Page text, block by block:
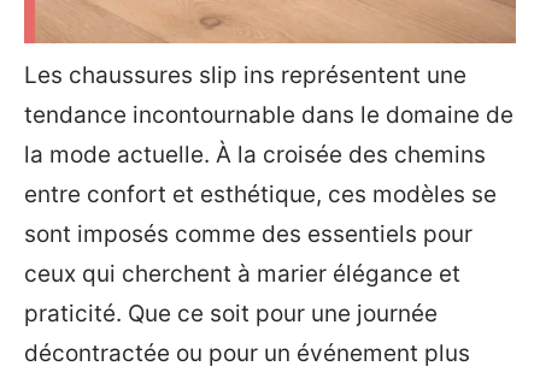
Les chaussures slip ins représentent une
tendance incontournable dans le domaine de
la mode actuelle. À la croisée des chemins
entre confort et esthétique, ces modèles se
sont imposés comme des essentiels pour
ceux qui cherchent à marier élégance et
praticité. Que ce soit pour une journée
décontractée ou pour un événement plus